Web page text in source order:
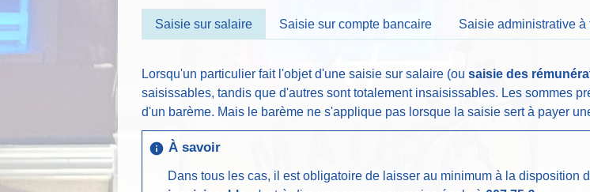
Saisie sur salaire Saisie sur compte bancaire Saisie administrative à
Lorsqu'un particulier fait l'objet d'une saisie sur salaire (ousaisie des
saisissables, tandis que d'autres sont totalement insaisissables. Les sommes
d'un barème. Mais le barème ne s'applique pas lorsque la saisie sert à payer
info À savoir
Dans tous les cas, il est obligatoire de laisser au minimum à la disposition